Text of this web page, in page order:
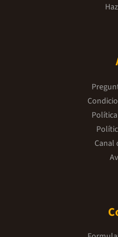
Canal